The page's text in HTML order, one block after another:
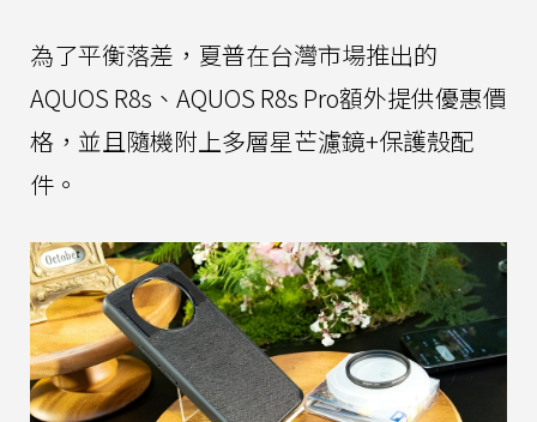
為了平衡落差，夏普在台灣市場推出的
AQUOS R8s、AQUOS R8s Pro額外提供優惠價
格，並且隨機附上多層星芒濾鏡+保護殼配
件。